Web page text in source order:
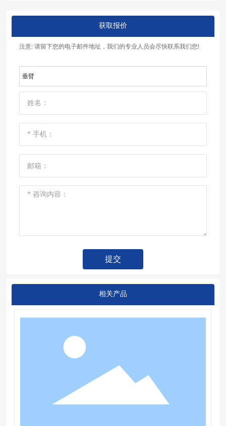
获取报价
注意: 请留下您的电子邮件地址，我们的专业人员会尽快联系我们您!
垂臂
提交
相关产品